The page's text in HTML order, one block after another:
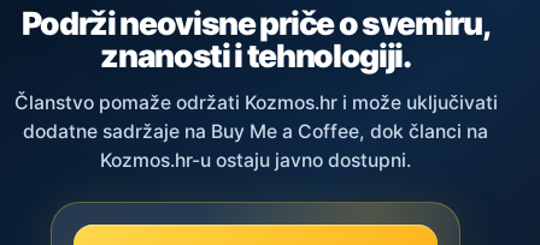
Podrži neovisne priče o svemiru,
znanosti i tehnologiji.
Članstvo pomaže održati Kozmos.hr i može uključivati
dodatne sadržaje na Buy Me a Coffee, dok članci na
Kozmos.hr-u ostaju javno dostupni.